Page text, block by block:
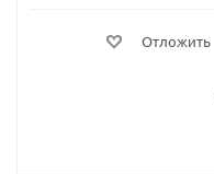
Отложить